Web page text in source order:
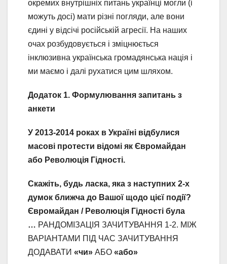
окремих внутрішніх питань українці могли (і
можуть досі) мати різні погляди, але вони
єдині у відсічі російській агресії. На наших
очах розбудовується і зміцнюється
інклюзивна українська громадянська нація і
ми маємо і далі рухатися цим шляхом.
Додаток 1. Формулювання запитань з
анкети
У 2013-2014 роках в Україні відбулися
масові протести відомі як Євромайдан
або Революція Гідності.
Скажіть, будь ласка, яка з наступних 2-х
думок ближча до Вашої щодо цієї події?
Євромайдан / Революція Гідності була
… РАНДОМІЗАЦІЯ ЗАЧИТУВАННЯ 1-2. МІЖ
ВАРІАНТАМИ ПІД ЧАС ЗАЧИТУВАННЯ
ДОДАВАТИ «чи» АБО «або»